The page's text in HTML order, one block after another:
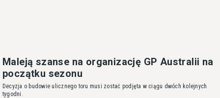
Maleją szanse na organizację GP Australii na
początku sezonu
Decyzja o budowie ulicznego toru musi zostać podjęta w ciągu dwóch kolejnych
tygodni.